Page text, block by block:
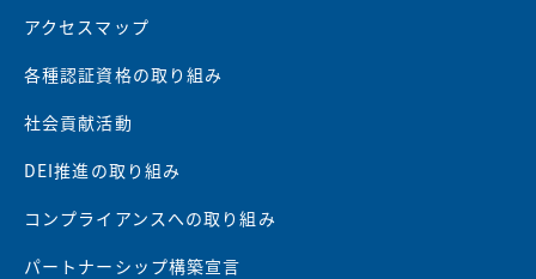
アクセスマップ
各種認証資格の取り組み
社会貢献活動
DEI推進の取り組み
コンプライアンスへの取り組み
パートナーシップ構築宣言